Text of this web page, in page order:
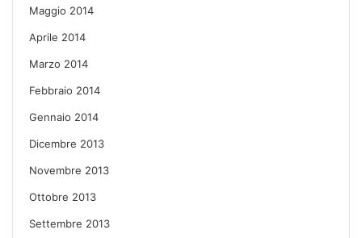
Maggio 2014
Aprile 2014
Marzo 2014
Febbraio 2014
Gennaio 2014
Dicembre 2013
Novembre 2013
Ottobre 2013
Settembre 2013